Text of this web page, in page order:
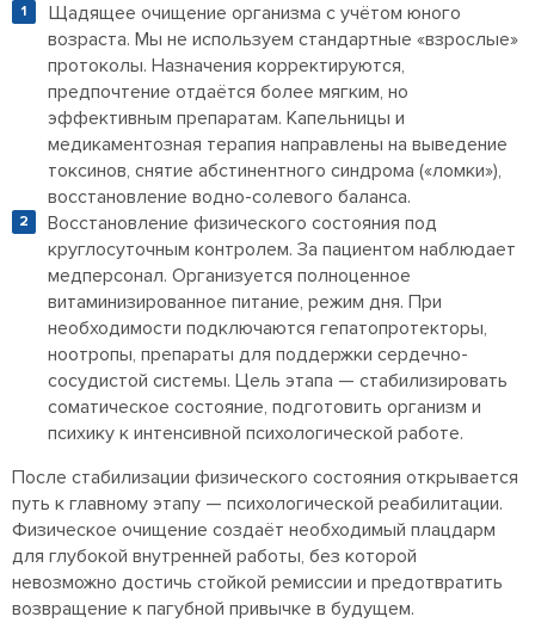
Щадящее очищение организма с учётом юного
возраста. Мы не используем стандартные «взрослые»
протоколы. Назначения корректируются,
предпочтение отдаётся более мягким, но
эффективным препаратам. Капельницы и
медикаментозная терапия направлены на выведение
токсинов, снятие абстинентного синдрома («ломки»),
восстановление водно-солевого баланса.
Восстановление физического состояния под
круглосуточным контролем. За пациентом наблюдает
медперсонал. Организуется полноценное
витаминизированное питание, режим дня. При
необходимости подключаются гепатопротекторы,
ноотропы, препараты для поддержки сердечно-
сосудистой системы. Цель этапа — стабилизировать
соматическое состояние, подготовить организм и
психику к интенсивной психологической работе.
После стабилизации физического состояния открывается
путь к главному этапу — психологической реабилитации.
Физическое очищение создаёт необходимый плацдарм
для глубокой внутренней работы, без которой
невозможно достичь стойкой ремиссии и предотвратить
возвращение к пагубной привычке в будущем.